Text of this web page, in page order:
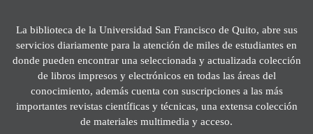
La biblioteca de la Universidad San Francisco de Quito, abre sus
servicios diariamente para la atención de miles de estudiantes en
donde pueden encontrar una seleccionada y actualizada colección
de libros impresos y electrónicos en todas las áreas del
conocimiento, además cuenta con suscripciones a las más
importantes revistas científicas y técnicas, una extensa colección
de materiales multimedia y acceso.